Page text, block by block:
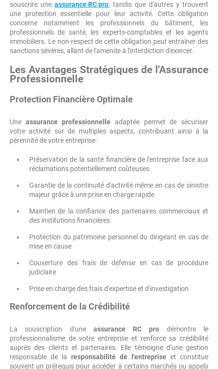
souscrire une assurance RC pro, tandis que d'autres y trouvent
une protection essentielle pour leur activité. Cette obligation
concerne notamment les professionnels du bâtiment, les
professionnels de santé, les experts-comptables et les agents
immobiliers. Le non-respect de cette obligation peut entraîner des
sanctions sévères, allant de l'amende à l'interdiction d'exercer.
Les Avantages Stratégiques de l'Assurance
Professionnelle
Protection Financière Optimale
Une assurance professionnelle adaptée permet de sécuriser
votre activité sur de multiples aspects, contribuant ainsi à la
pérennité de votre entreprise :
Préservation de la santé financière de l'entreprise face aux
réclamations potentiellement coûteuses
Garantie de la continuité d'activité même en cas de sinistre
majeur grâce à une prise en charge rapide
Maintien de la confiance des partenaires commerciaux et
des institutions financières
Protection du patrimoine personnel du dirigeant en cas de
mise en cause
Couverture des frais de défense en cas de procédure
judiciaire
Prise en charge des frais d'expertise et d'investigation
Renforcement de la Crédibilité
La souscription d'une assurance RC pro démontre le
professionnalisme de votre entreprise et renforce sa crédibilité
auprès des clients et partenaires. Elle témoigne d'une gestion
responsable de la responsabilité de l'entreprise et constitue
souvent un prérequis pour accéder à certains marchés ou appels